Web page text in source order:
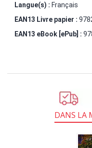
Langue(s) : Français
EAN13 Livre papier :
EAN13 eBook [ePub] :
DANS LA